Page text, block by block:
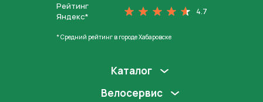
Рейтинг
Яндекс*
4.7
* Средний рейтинг в городе Хабаровске
Каталог
Велосервис